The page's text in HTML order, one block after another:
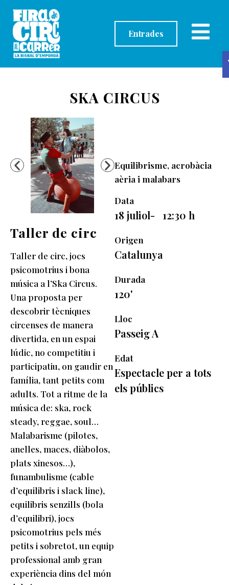
Entrades
SKA CIRCUS
Taller de circ
Taller de circ, jocs
psicomotrius i bona
música a l’Ska Circus.
Una proposta per
descobrir tècniques
circenses de manera
divertida, en un espai
lúdic, no competitiu i
participatiu, on gaudir en
família, tant petits com
adults. Tot a ritme de la
música de: ska, rock
steady, reggae, soul…
Malabarisme (pilotes,
anelles, maces, diàbolos,
plats xinesos…),
funambulisme (cable
d’equilibris i slack line),
equilibris senzills (bola
d’equilibri), jocs
psicomotrius pels més
petits i sobretot, un equip
professional amb gran
experiència dins del món
Equilibrisme, acrobàcia
aèria i malabars
Data
18 juliol- 12:30 h
Origen
Catalunya
Durada
120'
Lloc
Passeig A
Edat
Espectacle per a tots
els públics